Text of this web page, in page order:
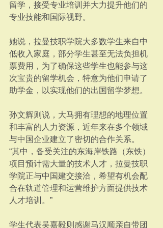
留学，接受专业培训并大力提升他们的
专业技能和国际视野。
她说，拉曼技职学院大多数学生来自中
低收入家庭，部分学生甚至无法负担机
票费用，为了确保这些学生也能参与这
次宝贵的留学机会，特意为他们申请了
助学金，以实现他们的出国留学梦想。
孙文辉则说，大马拥有理想的地理位置
和丰富的人力资源，近年来在多个领域
与中国企业建立了密切的合作关系。
“其中，备受关注的东海岸铁路（东铁）
项目预计需大量的技术人才，拉曼技职
学院正与中国建交接洽，希望有机会配
合在轨道管理和运营维护方面提供技术
人才培训。”
学生代表吴嘉毅则感谢马汉顺亲自带团